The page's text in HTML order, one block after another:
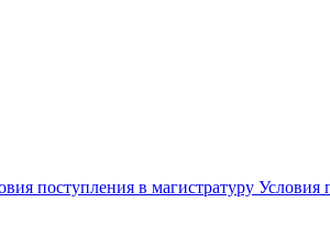
поступления в магистратуру Условия